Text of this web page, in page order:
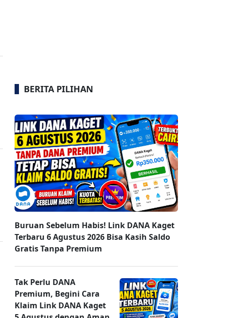
BERITA PILIHAN
Buruan Sebelum Habis! Link DANA Kaget
Terbaru 6 Agustus 2026 Bisa Kasih Saldo
Gratis Tanpa Premium
Tak Perlu DANA
Premium, Begini Cara
Klaim Link DANA Kaget